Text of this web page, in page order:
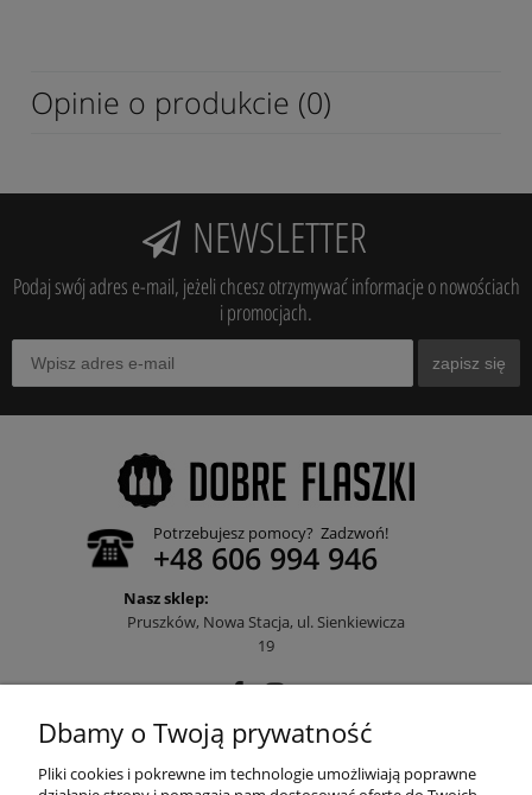
Opinie o produkcie (0)
NEWSLETTER
Podaj swój adres e-mail, jeżeli chcesz otrzymywać informacje o nowościach
i promocjach.
zapisz się
Potrzebujesz pomocy? Zadzwoń!
+48 606 994 946
Nasz sklep:
Pruszków, Nowa Stacja, ul. Sienkiewicza
19
POMOC
Dbamy o Twoją prywatność
Pliki cookies i pokrewne im technologie umożliwiają poprawne